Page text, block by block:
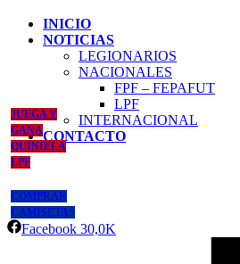
INICIO
NOTICIAS
LEGIONARIOS
NACIONALES
FPF – FEPAFUT
LPF
INTERNACIONAL
CONTACTO
JUEGA Y
GANA
QUINIELA
LPF
COMPRAR
CAMISETAS
Facebook 30,0K